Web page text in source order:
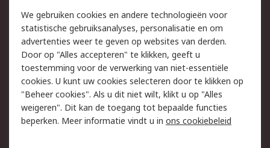
Track & Trace
Wettelijk
Cookiebeleid
Email veiligheid
Privacybeleid -
Bijgewerkt
Websitevoorwaarden
Algemene
verkoopvoorwaarden
We gebruiken cookies en andere technologieën voor
statistische gebruiksanalyses, personalisatie en om
advertenties weer te geven op websites van derden.
Door op "Alles accepteren" te klikken, geeft u
toestemming voor de verwerking van niet-essentiële
cookies. U kunt uw cookies selecteren door te klikken op
"Beheer cookies". Als u dit niet wilt, klikt u op "Alles
weigeren". Dit kan de toegang tot bepaalde functies
beperken. Meer informatie vindt u in ons cookiebeleid